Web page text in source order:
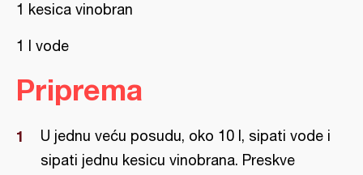
1 kesica vinobran
1 l vode
Priprema
U jednu veću posudu, oko 10 l, sipati vode i
sipati jednu kesicu vinobrana. Preskve